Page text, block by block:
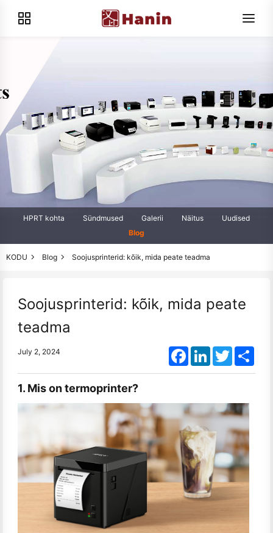
HPRT kohta Sündmused Galerii Näitus
Uudised
Blog
KODU Blog Soojusprinterid: kõik, mida peate teadma
Soojusprinterid: kõik, mida peate
teadma
July 2, 2024 FacebookLinkedInTwitter
1. Mis on termoprinter?